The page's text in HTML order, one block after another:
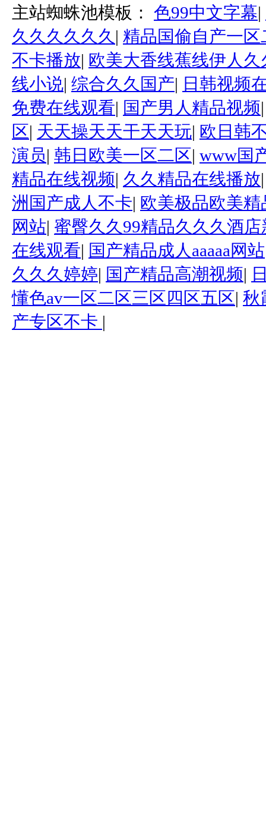
主站蜘蛛池模板： 色99中文字幕|
久久久久久久 | 精品国偷自产一区
不卡播放| 欧美大香线蕉线伊人久
线小说| 综合久久国产| 日韩视频
免费在线观看| 国产男人精品视频
区| 天天操天天干天天玩| 欧日韩
演员| 韩日欧美一区二区| www国
精品在线视频| 久久精品在线播放
洲国产成人不卡| 欧美极品欧美
网站| 蜜臀久久99精品久久久酒
在线观看| 国产精品成人aaaaa网站
久久久婷婷| 国产精品高潮视频|
懂色av一区二区三区四区五区| 秋
产专区不卡 |